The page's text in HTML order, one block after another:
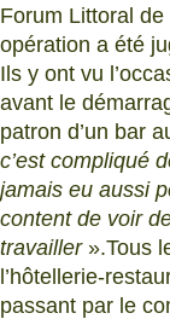
Forum Littoral de
opération a été
Ils y ont vu
avant le
patron d’un bar
c’est compliqué
jamais eu aussi
content de voir
travailler ».Tous
l’hôtellerie-
passant par le